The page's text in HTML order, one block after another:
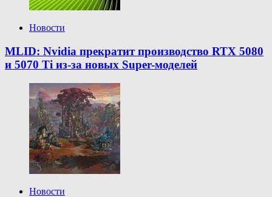
Новости
MLID: Nvidia прекратит производство RTX 5080
и 5070 Ti из-за новых Super-моделей
Новости